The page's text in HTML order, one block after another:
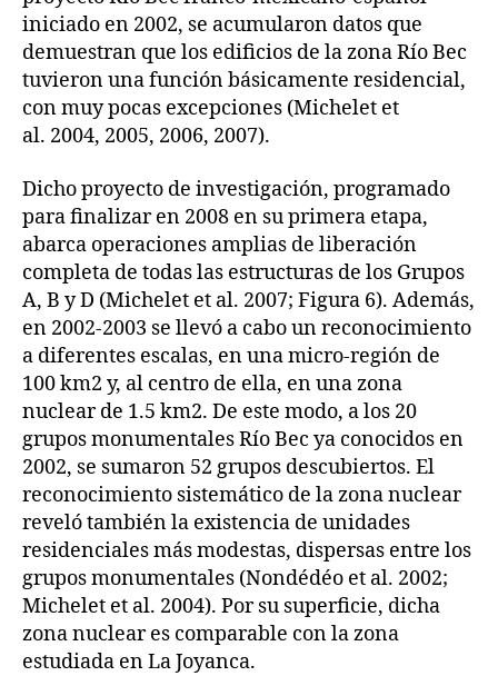
iniciado en 2002, se acumularon datos que
demuestran que los edificios de la zona Río Bec
tuvieron una función básicamente residencial,
con muy pocas excepciones (Michelet et
al. 2004, 2005, 2006, 2007).
Dicho proyecto de investigación, programado
para finalizar en 2008 en su primera etapa,
abarca operaciones amplias de liberación
completa de todas las estructuras de los Grupos
A, B y D (Michelet et al. 2007; Figura 6). Además,
en 2002-2003 se llevó a cabo un reconocimiento
a diferentes escalas, en una micro-región de
100 km2 y, al centro de ella, en una zona
nuclear de 1.5 km2. De este modo, a los 20
grupos monumentales Río Bec ya conocidos en
2002, se sumaron 52 grupos descubiertos. El
reconocimiento sistemático de la zona nuclear
reveló también la existencia de unidades
residenciales más modestas, dispersas entre los
grupos monumentales (Nondédéo et al. 2002;
Michelet et al. 2004). Por su superficie, dicha
zona nuclear es comparable con la zona
estudiada en La Joyanca.